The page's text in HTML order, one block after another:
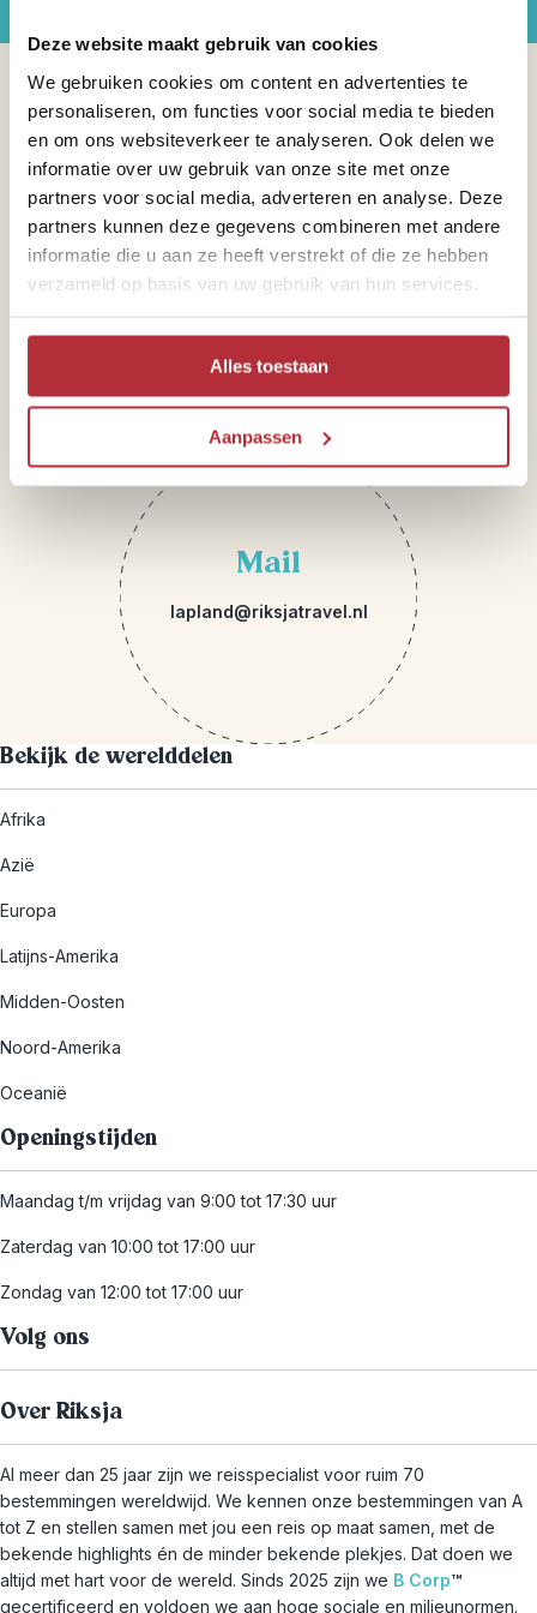
Deze website maakt gebruik van cookies
We gebruiken cookies om content en advertenties te
personaliseren, om functies voor social media te bieden
en om ons websiteverkeer te analyseren. Ook delen we
informatie over uw gebruik van onze site met onze
partners voor social media, adverteren en analyse. Deze
partners kunnen deze gegevens combineren met andere
informatie die u aan ze heeft verstrekt of die ze hebben
verzameld op basis van uw gebruik van hun services.
Alles toestaan
Aanpassen
Sparren of heb je vragen?
Telefoon
Mail
lapland@riksjatravel.nl
Bekijk de werelddelen
Afrika
Azië
Europa
Latijns-Amerika
Midden-Oosten
Noord-Amerika
Oceanië
Openingstijden
Maandag t/m vrijdag van 9:00 tot 17:30 uur
Zaterdag van 10:00 tot 17:00 uur
Zondag van 12:00 tot 17:00 uur
Volg ons
Over Riksja
Al meer dan 25 jaar zijn we reisspecialist voor ruim 70
bestemmingen wereldwijd. We kennen onze bestemmingen van A
tot Z en stellen samen met jou een reis op maat samen, met de
bekende highlights én de minder bekende plekjes. Dat doen we
altijd met hart voor de wereld. Sinds 2025 zijn we B Corp™
gecertificeerd en voldoen we aan hoge sociale en milieunormen.